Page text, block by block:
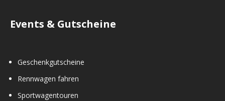
Events & Gutscheine
Geschenkgutscheine
Rennwagen fahren
Sportwagentouren